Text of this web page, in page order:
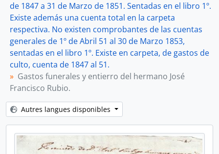
de 1847 a 31 de Marzo de 1851. Sentadas en el libro 1º.
Existe además una cuenta total en la carpeta
respectiva. No existen comprobantes de las cuentas
generales de 1º de Abril 51 al 30 de Marzo 1853,
sentadas en el libro 1º. Existe en carpeta, de gastos de
culto, cuenta de 1847 al 51.
Gastos funerales y entierro del hermano José
Francisco Rubio.
Autres langues disponibles